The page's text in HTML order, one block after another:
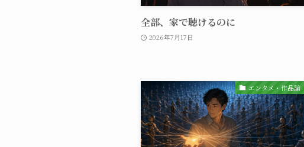
全部、家で聴けるのに
2026年7月17日
エンタメ・作品論